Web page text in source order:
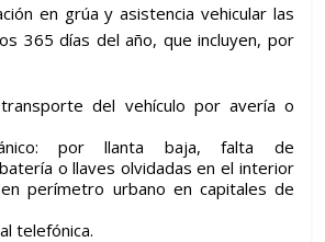
en grúa y asistencia vehicular las
365 días del año, que incluyen, por
del vehículo por avería o
por llanta baja, falta de
o llaves olvidadas en el interior
perímetro urbano en capitales de
telefónica.